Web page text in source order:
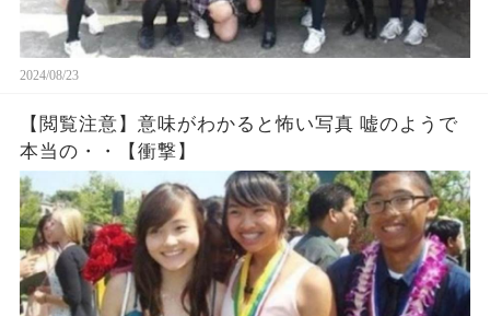
2024/08/23
【閲覧注意】意味がわかると怖い写真 嘘のようで
本当の・・【衝撃】